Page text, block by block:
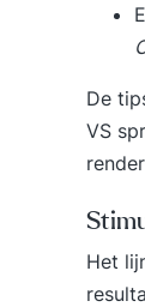
De
VS
Het